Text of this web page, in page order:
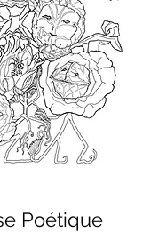
Poétique